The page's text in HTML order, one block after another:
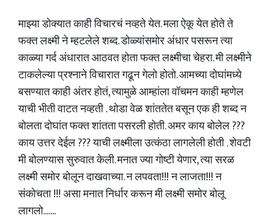
माझ्या डोक्यात काही विचारचं नव्हते येत. मला ऐकू येत होते ते
फक्त लक्ष्मी ने म्हटलेले शब्द. डोळ्यांसमोर अंधार पसरून त्या
काळ्या गर्द अंधारात आठवत होता फक्त लक्ष्मीचा चेहरा. मी लक्ष्मीने
टाकलेल्या प्रश्नाने विचारात गढून गेलो होतो. आमच्या दोघांमध्ये
बसण्यात काही अंतर होतं, त्यामुळे आम्हांला वॉचमन काही म्हणेल
याची भीती वाटत नव्हती . थोडा वेळ शांततेत बसून एक ही शब्द न
बोलता दोघांत फक्त शांतता पसरली होती. अमर काय बोलेल ???
काय उत्तर देईल ??? याची लक्ष्मीला उत्कंठा लागलेली होती . शेवटी
मी बोलण्यास सुरुवात केली. मनात ज्या गोष्टी येणार, त्या सरळ
लक्ष्मी समोर बोलून दाखवाच्या. न लपवता!!! न लाजता!!! न
संकोचता !!! असा मनात निर्धार करून मी लक्ष्मी समोर बोलू
लागलो.......